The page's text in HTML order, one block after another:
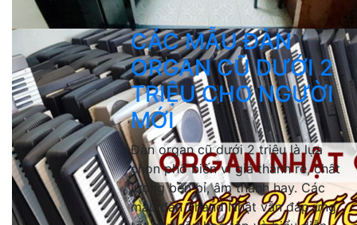
CÁC MẪU ĐÀN
ORGAN CŨ DƯỚI 2
TRIỆU CHO NGƯỜI
MỚI
Đàn organ cũ dưới 2 triệu là lựa
chọn phổ biến vì giá thành rẻ, chất
lượng bền bỉ, âm thanh hay. Các
mẫu đàn 2hand Nhật vẫn đáp ứng